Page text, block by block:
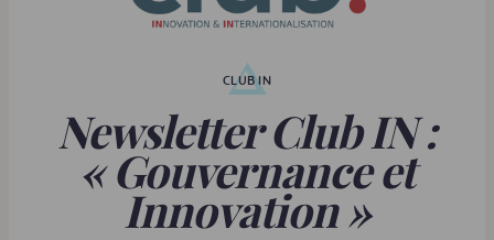
CLUB IN
Newsletter Club IN :
« Gouvernance et
Innovation »